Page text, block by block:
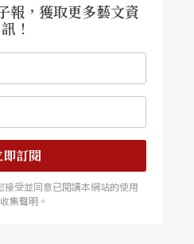
報，獲取更多藝文資
訊！
即訂閱
受並同意已閱讀本網站的使用
集聲明。